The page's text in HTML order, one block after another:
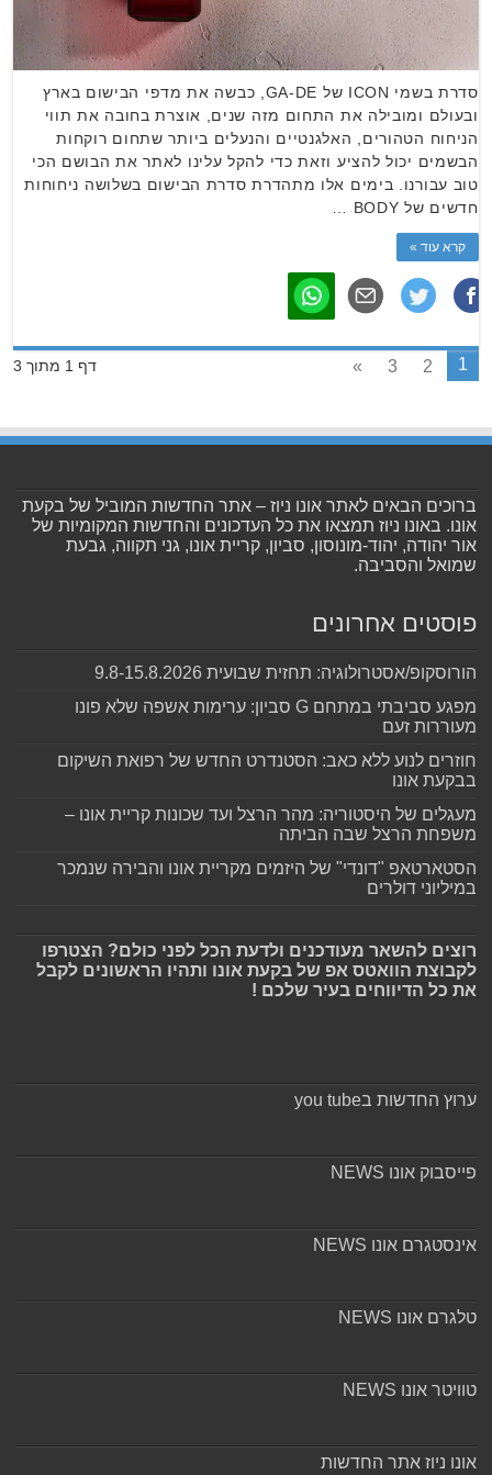
סדרת בשמי ICON של GA-DE, כבשה את מדפי הבישום בארץ
ובעולם ומובילה את התחום מזה שנים, אוצרת בחובה את תווי
הניחוח הטהורים, האלגנטיים והנעלים ביותר שתחום רוקחות
הבשמים יכול להציע וזאת כדי להקל עלינו לאתר את הבושם הכי
טוב עבורנו. בימים אלו מתהדרת סדרת הבישום בשלושה ניחוחות
חדשים של BODY …
קרא עוד »
דף 1 מתוך 3 1
2
3
»
ברוכים הבאים לאתר אונו ניוז – אתר החדשות המוביל של בקעת
אונו. באונו ניוז תמצאו את כל העדכונים והחדשות המקומיות של
אור יהודה, יהוד-מונוסון, סביון, קריית אונו, גני תקווה, גבעת
שמואל והסביבה.
פוסטים אחרונים
הורוסקופ/אסטרולוגיה: תחזית שבועית 9.8-15.8.2026
מפגע סביבתי במתחם G סביון: ערימות אשפה שלא פונו
מעוררות זעם
חוזרים לנוע ללא כאב: הסטנדרט החדש של רפואת השיקום
בבקעת אונו
מעגלים של היסטוריה: מהר הרצל ועד שכונות קריית אונו –
משפחת הרצל שבה הביתה
הסטארטאפ "דונדי" של היזמים מקריית אונו והבירה שנמכר
במיליוני דולרים
רוצים להשאר מעודכנים ולדעת הכל לפני כולם? הצטרפו
לקבוצת הוואטס אפ של בקעת אונו ותהיו הראשונים לקבל
את כל הדיווחים בעיר שלכם !
ערוץ החדשות בyou tube
פייסבוק אונו NEWS
אינסטגרם אונו NEWS
טלגרם אונו NEWS
טוויטר אונו NEWS
אונו ניוז אתר החדשות